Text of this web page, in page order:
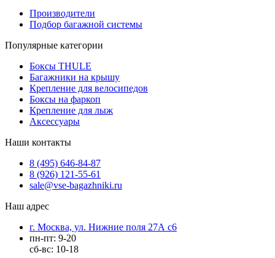
Производители
Подбор багажной системы
Популярные категории
Боксы THULE
Багажники на крышу
Крепление для велосипедов
Боксы на фаркоп
Крепление для лыж
Аксессуары
Наши контакты
8 (495) 646-84-87
8 (926) 121-55-61
sale@vse-bagazhniki.ru
Наш адрес
г. Москва, ул. Нижние поля 27А с6
пн-пт: 9-20
сб-вс: 10-18